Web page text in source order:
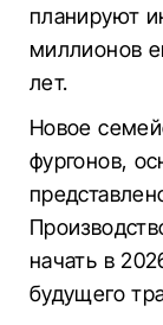
планируют
миллионов
лет.
Новое
фургонов,
начать в
будущего